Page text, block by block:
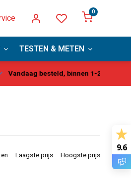
0
TESTEN & METEN
Vandaag besteld, binnen 1-2 dagen
Laagste prijs Hoogste prijs
9.6